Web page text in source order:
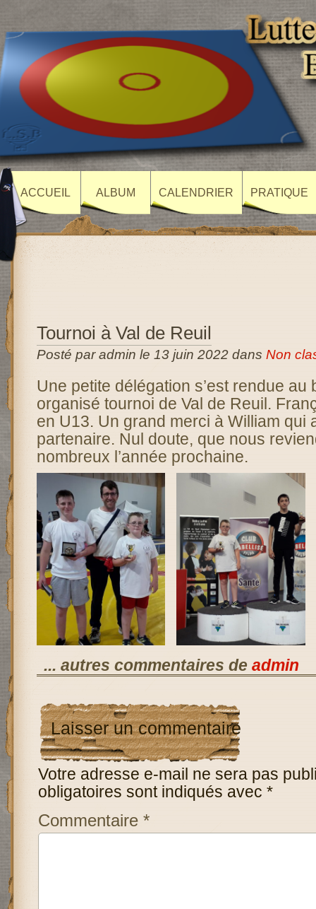
ACCUEIL ALBUM CALENDRIER PRATIQUE
Tournoi à Val de Reuil
Posté par admin le 13 juin 2022 dans Non
Une petite délégation s’est rendue au
organisé tournoi de Val de Reuil.
en U13. Un grand merci à William qui
partenaire. Nul doute, que nous
nombreux l’année prochaine.
... autres commentaires de admin
Laisser un commentaire
Votre adresse e-mail ne sera pas
obligatoires sont indiqués avec *
Commentaire *